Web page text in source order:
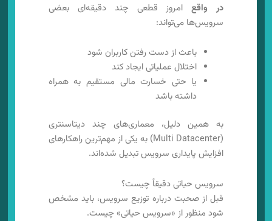
در واقعامروز قطعی چند دقیقه‌ای بعضی
سرویس‌ها می‌تواند:
باعث از دست رفتن کاربران شود
اختلال عملیاتی ایجاد کند
یا حتی خسارت مالی مستقیم به همراه
داشته باشد
به همین دلیل، معماری‌های چند دیتاسنتری
(Multi Datacenter) به یکی از مهم‌ترین راهکارهای
افزایش پایداری سرویس تبدیل شده‌اند.
سرویس حیاتی دقیقاً چیست؟
قبل از صحبت درباره توزیع سرویس، باید مشخص
شود منظور از «سرویس حیاتی» چیست.